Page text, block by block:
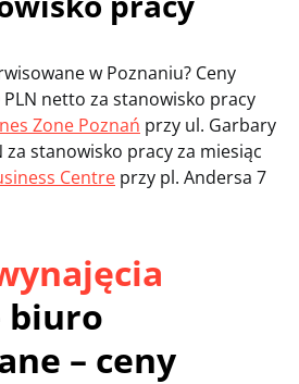
w Poznaniu? Ceny
netto za stanowisko pracy
Zone Poznań przy ul. Garbary
za stanowisko pracy za miesiąc
Centre przy pl. Andersa 7
biuro
– ceny